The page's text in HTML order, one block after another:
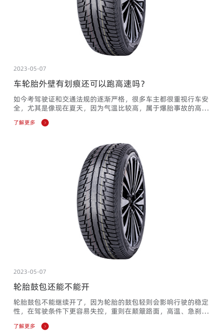
2023-05-07
车轮胎外壁有划痕还可以跑高速吗？
如今考驾驶证和交通法规的逐渐严格，很多车主都很重视行车安
全，尤其是像现在夏天，因为气温比较高，属于爆胎事故的高发
期。假如我们的车子轮胎侧壁上出现了划痕到底能不能上高速
呢？相信这个问题困扰和纠结了很多朋友，因为很多车主对轮胎
壁刮伤能不能上高速？轮胎能不能继续用？这也分很多种情况，
要根据具体情况分析。轮胎不是单一的一层橡胶，它是多层橡胶
了解更多
2023-05-07
轮胎鼓包还能不能开
轮胎鼓包不能继续开了，因为轮胎的鼓包轻则会影响行驶的稳定
性，在驾驶条件下更容易失控，重则在颠簸路面，高温、急刹车
或气压高的时候比较容易引起爆胎。但在一些修理厂，可能会有
人声称，较小的凸起可以通过热修复来修复，即将原橡胶通过高
了解更多